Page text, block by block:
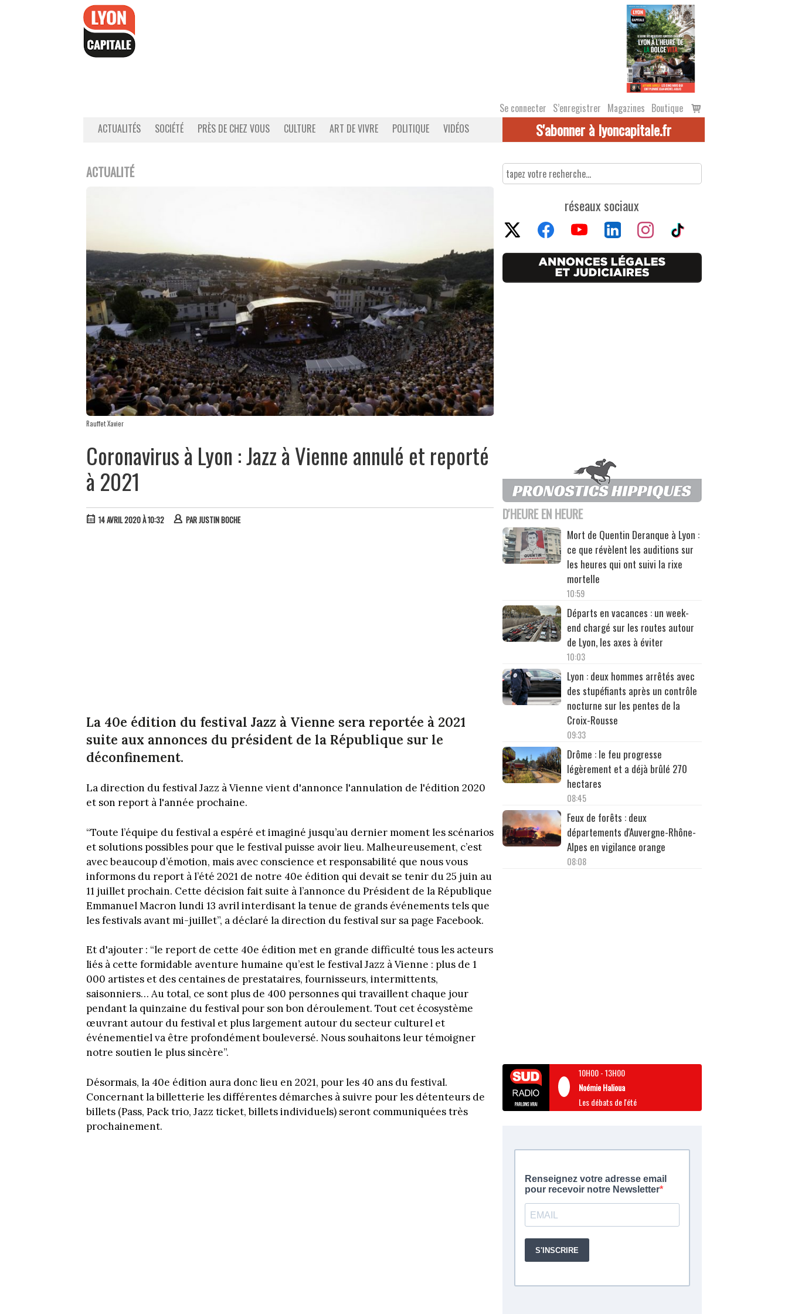
Se connecter S’enregistrer Magazines Boutique
Voir
le
ACTUALITÉS SOCIÉTÉ PRÈS DE CHEZ VOUS CULTURE ART DE VIVRE POLITIQUE VIDÉOS S'abonner à lyoncapitale.fr
ACTUALITÉ
Rauffet Xavier
Coronavirus à Lyon : Jazz à Vienne annulé et reporté
à 2021
14 AVRIL 2020 À 10:32 PARJUSTIN BOCHE
La 40e édition du festival Jazz à Vienne sera reportée à 2021
suite aux annonces du président de la République sur le
déconfinement.
La direction du festival Jazz à Vienne vient d'annonce l'annulation de l'édition 2020
et son report à l'année prochaine.
“Toute l’équipe du festival a espéré et imaginé jusqu’au dernier moment les scénarios
et solutions possibles pour que le festival puisse avoir lieu. Malheureusement, c’est
avec beaucoup d’émotion, mais avec conscience et responsabilité que nous vous
informons du report à l’été 2021 de notre 40e édition qui devait se tenir du 25 juin au
11 juillet prochain. Cette décision fait suite à l’annonce du Président de la République
Emmanuel Macron lundi 13 avril interdisant la tenue de grands événements tels que
les festivals avant mi-juillet”, a déclaré la direction du festival sur sa page Facebook.
Et d'ajouter : “le report de cette 40e édition met en grande difficulté tous les acteurs
liés à cette formidable aventure humaine qu’est le festival Jazz à Vienne : plus de 1
000 artistes et des centaines de prestataires, fournisseurs, intermittents,
saisonniers… Au total, ce sont plus de 400 personnes qui travaillent chaque jour
pendant la quinzaine du festival pour son bon déroulement. Tout cet écosystème
œuvrant autour du festival et plus largement autour du secteur culturel et
événementiel va être profondément bouleversé. Nous souhaitons leur témoigner
notre soutien le plus sincère”.
Désormais, la 40e édition aura donc lieu en 2021, pour les 40 ans du festival.
Concernant la billetterie les différentes démarches à suivre pour les détenteurs de
billets (Pass, Pack trio, Jazz ticket, billets individuels) seront communiquées très
prochainement.
réseaux sociaux
D'HEURE EN HEURE
Mort de Quentin Deranque à Lyon :
ce que révèlent les auditions sur
les heures qui ont suivi la rixe
mortelle
10:59
Départs en vacances : un week-
end chargé sur les routes autour
de Lyon, les axes à éviter
10:03
Lyon : deux hommes arrêtés avec
des stupéfiants après un contrôle
nocturne sur les pentes de la
Croix-Rousse
09:33
Drôme : le feu progresse
légèrement et a déjà brûlé 270
hectares
08:45
Feux de forêts : deux
départements d'Auvergne-Rhône-
Alpes en vigilance orange
08:08
10H00-13H00
Noémie Halioua
Les débats de l'été